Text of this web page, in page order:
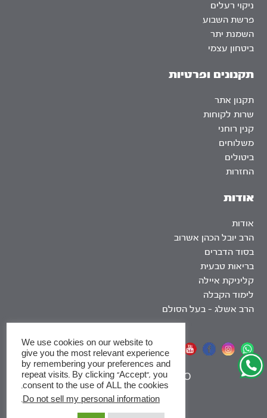
אודות
אודות
הרב יובל הכהן אשרוב
בסוד הדברים
בריאות טבעית
קליניקת איילה
לימוד הקבלה
הרב אשלג – בעל הסולם
ניקוי רעלים
פרשת השבוע
השמנת יתר
ביטחון עצמי
תקנונים ופרטיות
תקנון אתר
שרות לקוחות
קנין רוחני
משלוחים
ביטולים
החזרות
אתר שומר שבת
SEO
|
We use cookies on our website to
give you the most relevant experience
by remembering your preferences and
repeat visits. By clicking “Accept”, you
consent to the use of ALL the cookies.
Do not sell my personal information
x